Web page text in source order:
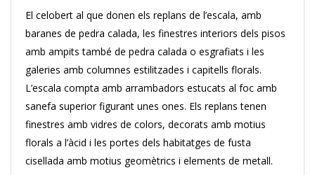
El celobert al que donen els replans de l’escala, amb
baranes de pedra calada, les finestres interiors dels pisos
amb ampits també de pedra calada o esgrafiats i les
galeries amb columnes estilitzades i capitells florals.
L’escala compta amb arrambadors estucats al foc amb
sanefa superior figurant unes ones. Els replans tenen
finestres amb vidres de colors, decorats amb motius
florals a l’àcid i les portes dels habitatges de fusta
cisellada amb motius geomètrics i elements de metall.